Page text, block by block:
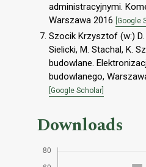
administracyjnymi.
Warszawa 2016 [Google
Szocik Krzysztof (w:) D.
Sielicki, M. Stachal, K.
budowlane.
budowlanego,
[Google Scholar]
Downloads